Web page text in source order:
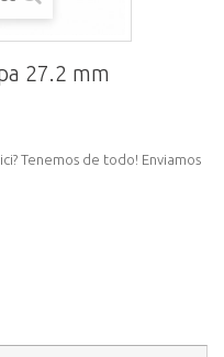
27.2 mm
Tenemos de todo! Enviamos